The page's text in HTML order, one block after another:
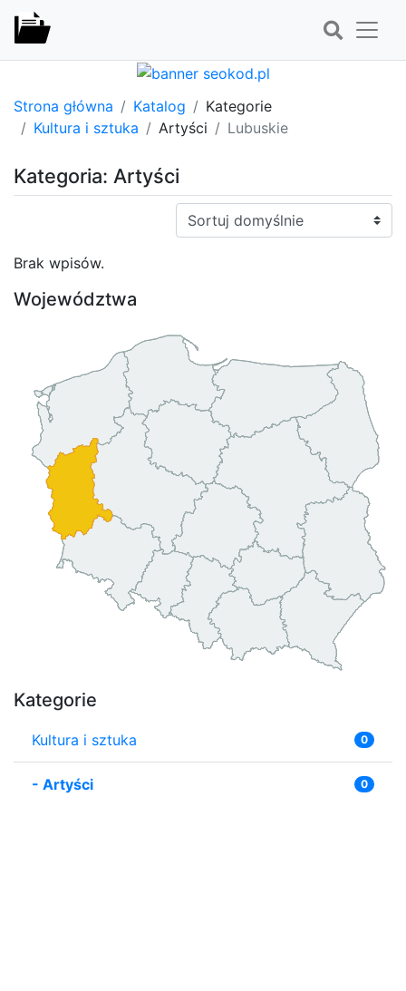
Strona główna Katalog
Kategorie
Kultura i sztuka
Artyści Lubuskie
Kategoria: Artyści
Sortuj:
Brak wpisów.
Województwa
Kategorie
Kultura i sztuka 0
- Artyści 0